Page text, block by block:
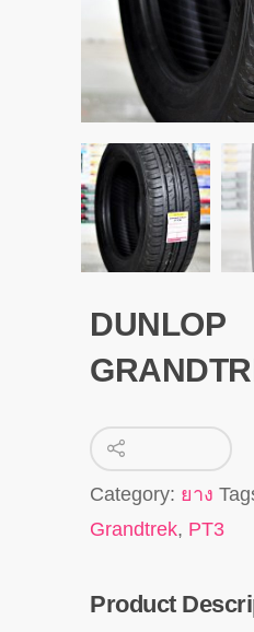
DUNLOP
Category: ยาง
Grandtrek, PT3
Product